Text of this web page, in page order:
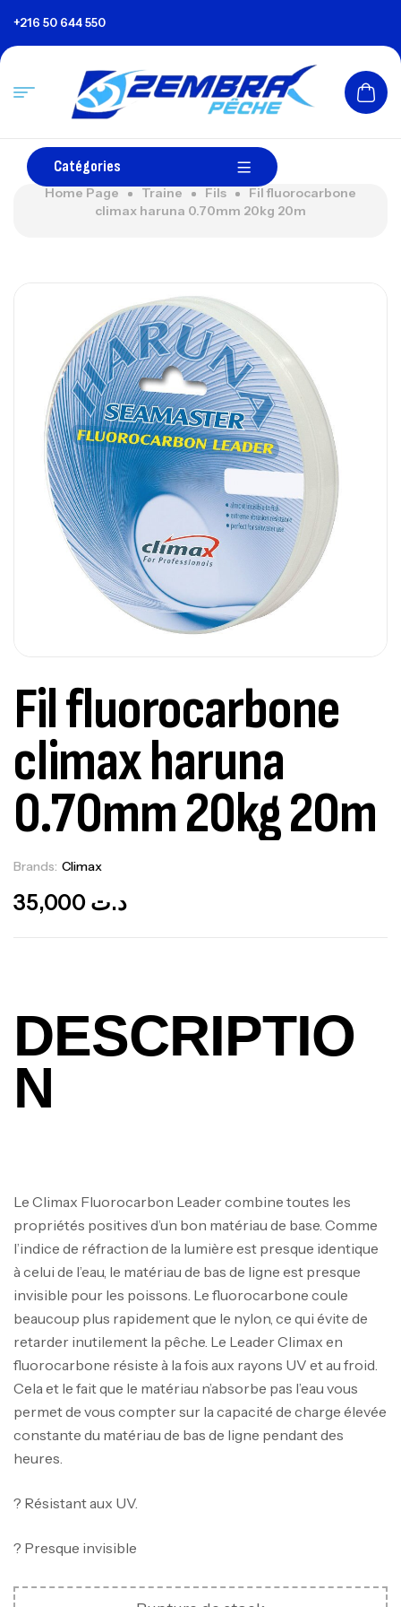
+216 50 644 550
Catégories
Home Page Traine Fils
Fil fluorocarbone
climax haruna 0.70mm 20kg 20m
Fil fluorocarbone
climax haruna
0.70mm 20kg 20m
Brands: Climax
د.ت
DESCRIPTIO
N
Le Climax Fluorocarbon Leader combine toutes les
propriétés positives d’un bon matériau de base. Comme
l’indice de réfraction de la lumière est presque identique
à celui de l’eau, le matériau de bas de ligne est presque
invisible pour les poissons. Le fluorocarbone coule
beaucoup plus rapidement que le nylon, ce qui évite de
retarder inutilement la pêche. Le Leader Climax en
fluorocarbone résiste à la fois aux rayons UV et au froid.
Cela et le fait que le matériau n’absorbe pas l’eau vous
permet de vous compter sur la capacité de charge élevée
constante du matériau de bas de ligne pendant des
heures.
? Résistant aux UV.
? Presque invisible
Canne Jigging Sunset Massive Attack